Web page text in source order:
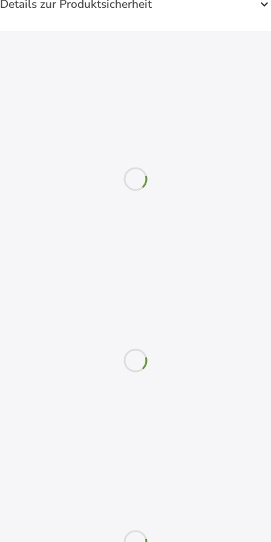
Details zur Produktsicherheit